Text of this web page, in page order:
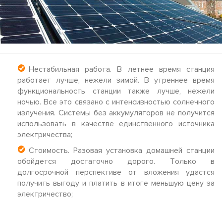
Нестабильная работа. В летнее время станция
работает лучше, нежели зимой. В утреннее время
функциональность станции также лучше, нежели
ночью. Все это связано с интенсивностью солнечного
излучения. Системы без аккумуляторов не получится
использовать в качестве единственного источника
электричества;
Стоимость. Разовая установка домашней станции
обойдется достаточно дорого. Только в
долгосрочной перспективе от вложения удастся
получить выгоду и платить в итоге меньшую цену за
электричество;